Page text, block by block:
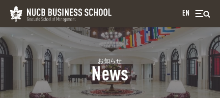
EN
お知らせ
News